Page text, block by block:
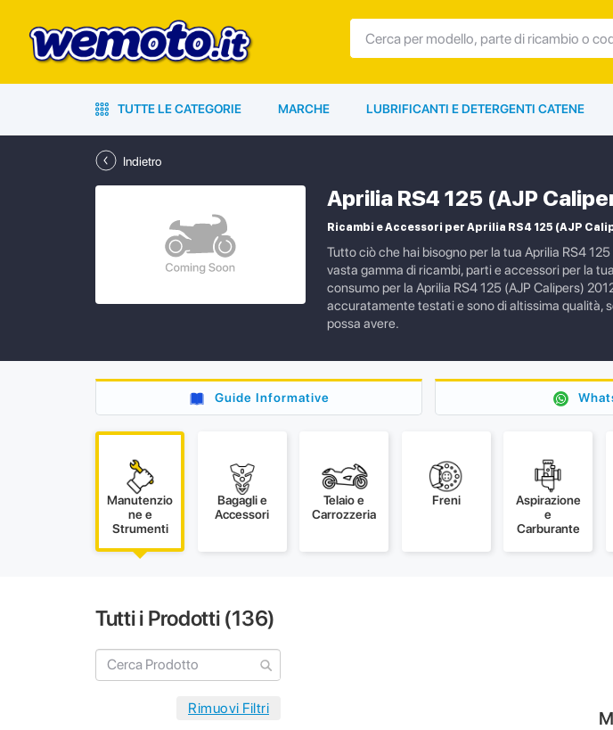
TUTTE LE CATEGORIE MARCHE LUBRIFICANTI E DETERGENTI CATENE
Indietro
Aprilia RS4 125 (AJP
Ricambi e Accessori per Aprilia RS4 125 (AJP
Tutto ciò che hai bisogno per la tua Aprilia RS4
vasta gamma di ricambi, parti e accessori per la
consumo per la Aprilia RS4 125 (AJP Calipers)
accuratamente testati e sono di altissima qualità,
possa avere.
Guide Informative
Manutenzio
ne e
Strumenti
Bagagli e
Accessori
Telaio e
Carrozzeria
Freni
Aspirazione
e
Carburante
Tutti i Prodotti (136)